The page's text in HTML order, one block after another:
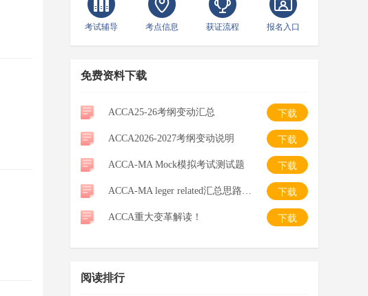
考试辅导 考点信息 获证流程 报名入口
免费资料下载
ACCA25-26考纲变动汇总 下载
ACCA2026-2027考纲变动说明 下载
ACCA-MA Mock模拟考试测试题 下载
ACCA-MA leger related汇总思路整理-笔记 下载
ACCA重大变革解读！ 下载
阅读排行